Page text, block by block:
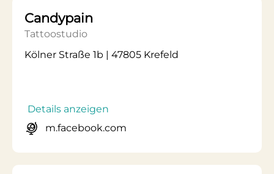
Candypain
Tattoostudio
Kölner Straße 1b | 47805 Krefeld
Details anzeigen
m.facebook.com